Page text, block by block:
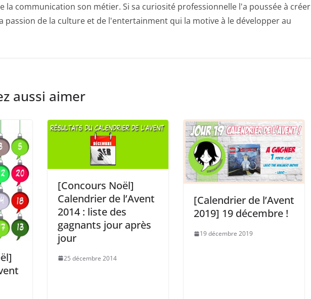
la communication son métier. Si sa curiosité professionnelle l'a poussée à créer
passion de la culture et de l'entertainment qui la motive à le développer au
aussi aimer
[Concours Noël]
Calendrier de l’Avent
2014 : liste des
gagnants jour après
jour
25 décembre 2014
[Calendrier de l’Avent
2019] 19 décembre !
19 décembre 2019